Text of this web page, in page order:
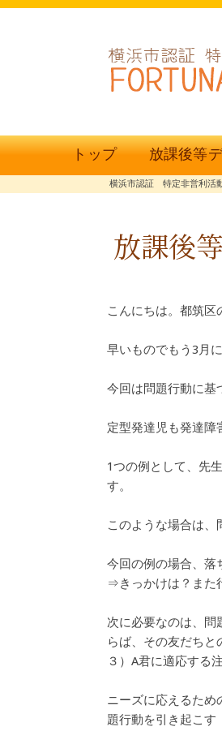
トップ 放課後等
横浜市認証 特定非営利活動
放課後
こんにちは。都筑区
早いものでもう3月
今回は問題行動に基
定型発達児も発達障
1つの例として、先
す。
このような場合は、
今回の例の場合、
⇒きっかけは？また
次に必要なのは、問
らば、その友だちと
３）A君に適応する
ニーズに応えるた
題行動を引き起こす